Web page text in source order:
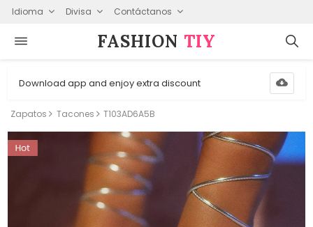
Idioma Divisa Contáctanos
FASHION⁠ TIY
Download app and enjoy extra discount
Zapatos Tacones T103AD6A5B